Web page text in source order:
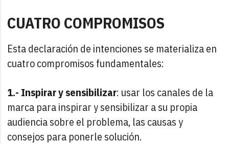
CUATRO COMPROMISOS
Esta declaración de intenciones se materializa en
cuatro compromisos fundamentales:
1.- Inspirar y sensibilizar: usar los canales de la
marca para inspirar y sensibilizar a su propia
audiencia sobre el problema, las causas y
consejos para ponerle solución.